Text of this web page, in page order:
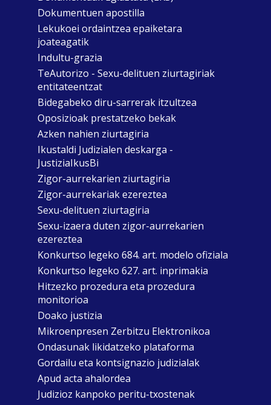
Dokumentuen apostilla
Lekukoei ordaintzea epaiketara
joateagatik
Indultu-grazia
TeAutorizo - Sexu-delituen ziurtagiriak
entitateentzat
Bidegabeko diru-sarrerak itzultzea
Oposizioak prestatzeko bekak
Azken nahien ziurtagiria
Ikustaldi Judizialen deskarga -
JustiziaIkusBi
Zigor-aurrekarien ziurtagiria
Zigor-aurrekariak ezereztea
Sexu-delituen ziurtagiria
Sexu-izaera duten zigor-aurrekarien
ezereztea
Konkurtso legeko 684. art. modelo ofiziala
Konkurtso legeko 627. art. inprimakia
Hitzezko prozedura eta prozedura
monitorioa
Doako justizia
Mikroenpresen Zerbitzu Elektronikoa
Ondasunak likidatzeko plataforma
Gordailu eta kontsignazio judizialak
Apud acta ahalordea
Judizioz kanpoko peritu-txostenak